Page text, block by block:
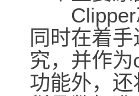
Clipper芯
同时在着
究，并作
功能外，